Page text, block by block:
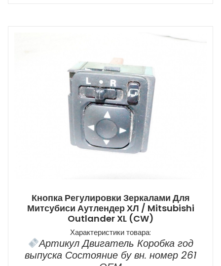
Кнопка Регулировки Зеркалами Для
Митсубиси Аутлендер ХЛ / Mitsubishi
Outlander XL (CW)
Характеристики товара:
Артикул Двигатель Коробка год
выпуска Состояние бу вн. номер 261